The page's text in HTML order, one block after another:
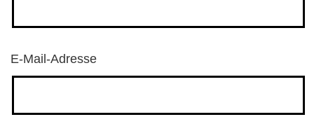
E-Mail-Adresse